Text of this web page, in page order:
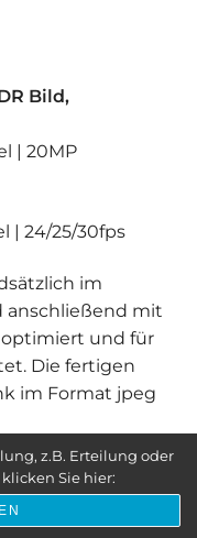
Bild,
| 20MP
| 24/25/30fps
im
anschließend mit
und für
Die fertigen
im Format jpeg
z.B. Erteilung oder
Sie hier: